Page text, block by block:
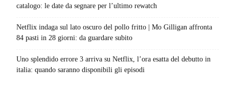
catalogo: le date da segnare per l’ultimo rewatch
Netflix indaga sul lato oscuro del pollo fritto | Mo Gilligan affronta
84 pasti in 28 giorni: da guardare subito
Uno splendido errore 3 arriva su Netflix, l’ora esatta del debutto in
italia: quando saranno disponibili gli episodi